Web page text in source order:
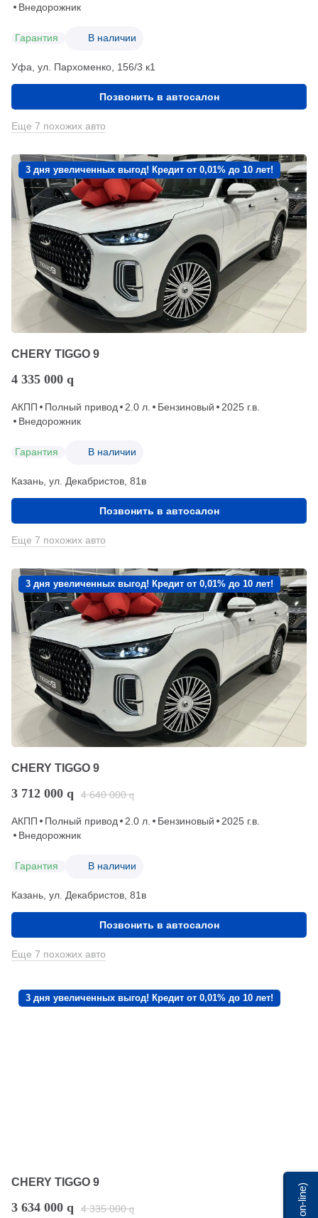
Внедорожник
Гарантия В наличии
Уфа, ул. Пархоменко, 156/3 к1
Позвонить в автосалон
Еще 7 похожих авто
3 дня увеличенных выгод! Кредит от 0,01% до 10 лет!
CHERY TIGGO 9
4 335 000 q
АКПП Полный привод 2.0 л. Бензиновый
2025 г.в.
Внедорожник
Гарантия В наличии
Казань, ул. Декабристов, 81в
Позвонить в автосалон
Еще 7 похожих авто
3 дня увеличенных выгод! Кредит от 0,01% до 10 лет!
CHERY TIGGO 9
3 712 000 q 4 640 000 q
АКПП Полный привод 2.0 л. Бензиновый
2025 г.в.
Внедорожник
Гарантия В наличии
Казань, ул. Декабристов, 81в
Позвонить в автосалон
Еще 7 похожих авто
3 дня увеличенных выгод! Кредит от 0,01% до 10 лет!
CHERY TIGGO 9
3 634 000 q 4 335 000 q